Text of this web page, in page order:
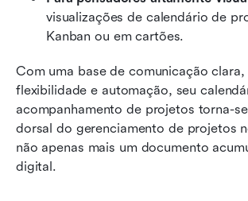
visualizações de calendário de
Kanban ou em cartões.
Com uma base de comunicação
flexibilidade e automação, seu
acompanhamento de projetos torna-
dorsal do gerenciamento de projetos
não apenas mais um documento
digital.